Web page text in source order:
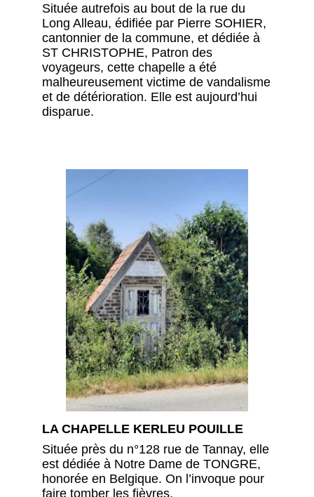
Située autrefois au bout de la rue du
Long Alleau, édifiée par Pierre SOHIER,
cantonnier de la commune, et dédiée à
ST CHRISTOPHE, Patron des
voyageurs, cette chapelle a été
malheureusement victime de vandalisme
et de détérioration. Elle est aujourd’hui
disparue.
LA CHAPELLE KERLEU POUILLE
Située près du n°128 rue de Tannay, elle
est dédiée à Notre Dame de TONGRE,
honorée en Belgique. On l’invoque pour
faire tomber les fièvres.